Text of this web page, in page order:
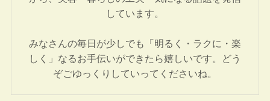
しています。
みなさんの毎日が少しでも「明るく・ラクに・楽
しく」なるお手伝いができたら嬉しいです。どう
ぞごゆっくりしていってくださいね。